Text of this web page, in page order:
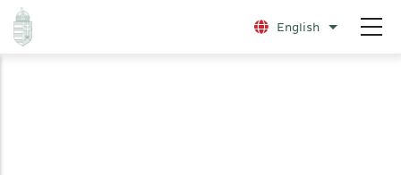
Skip
English List